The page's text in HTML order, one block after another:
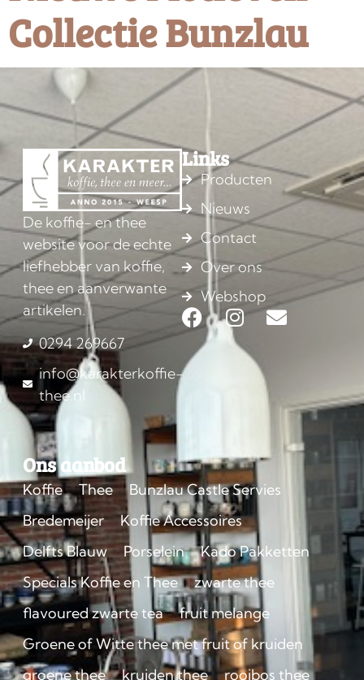
Collectie Bunzlau
De koffie- en thee
website voor de echte
liefhebber van koffie,
thee en aanverwante
artikelen.
0294 269667
info@karakterkoffie-
thee.nl
Links
Producten
Nieuws
Contact
Over ons
Webshop
Ons aanbod
Koffie Thee
Bunzlau Castle Servies
Bredemeijer
Koffie Accessoires
Delfts Blauw
Porselein
Kado Pakketten
Specials Koffie en Thee
zwarte thee
flavoured zwarte tea
fruit melange
Groene of Witte thee met fruit of kruiden
groene thee
kruiden thee rooibos thee